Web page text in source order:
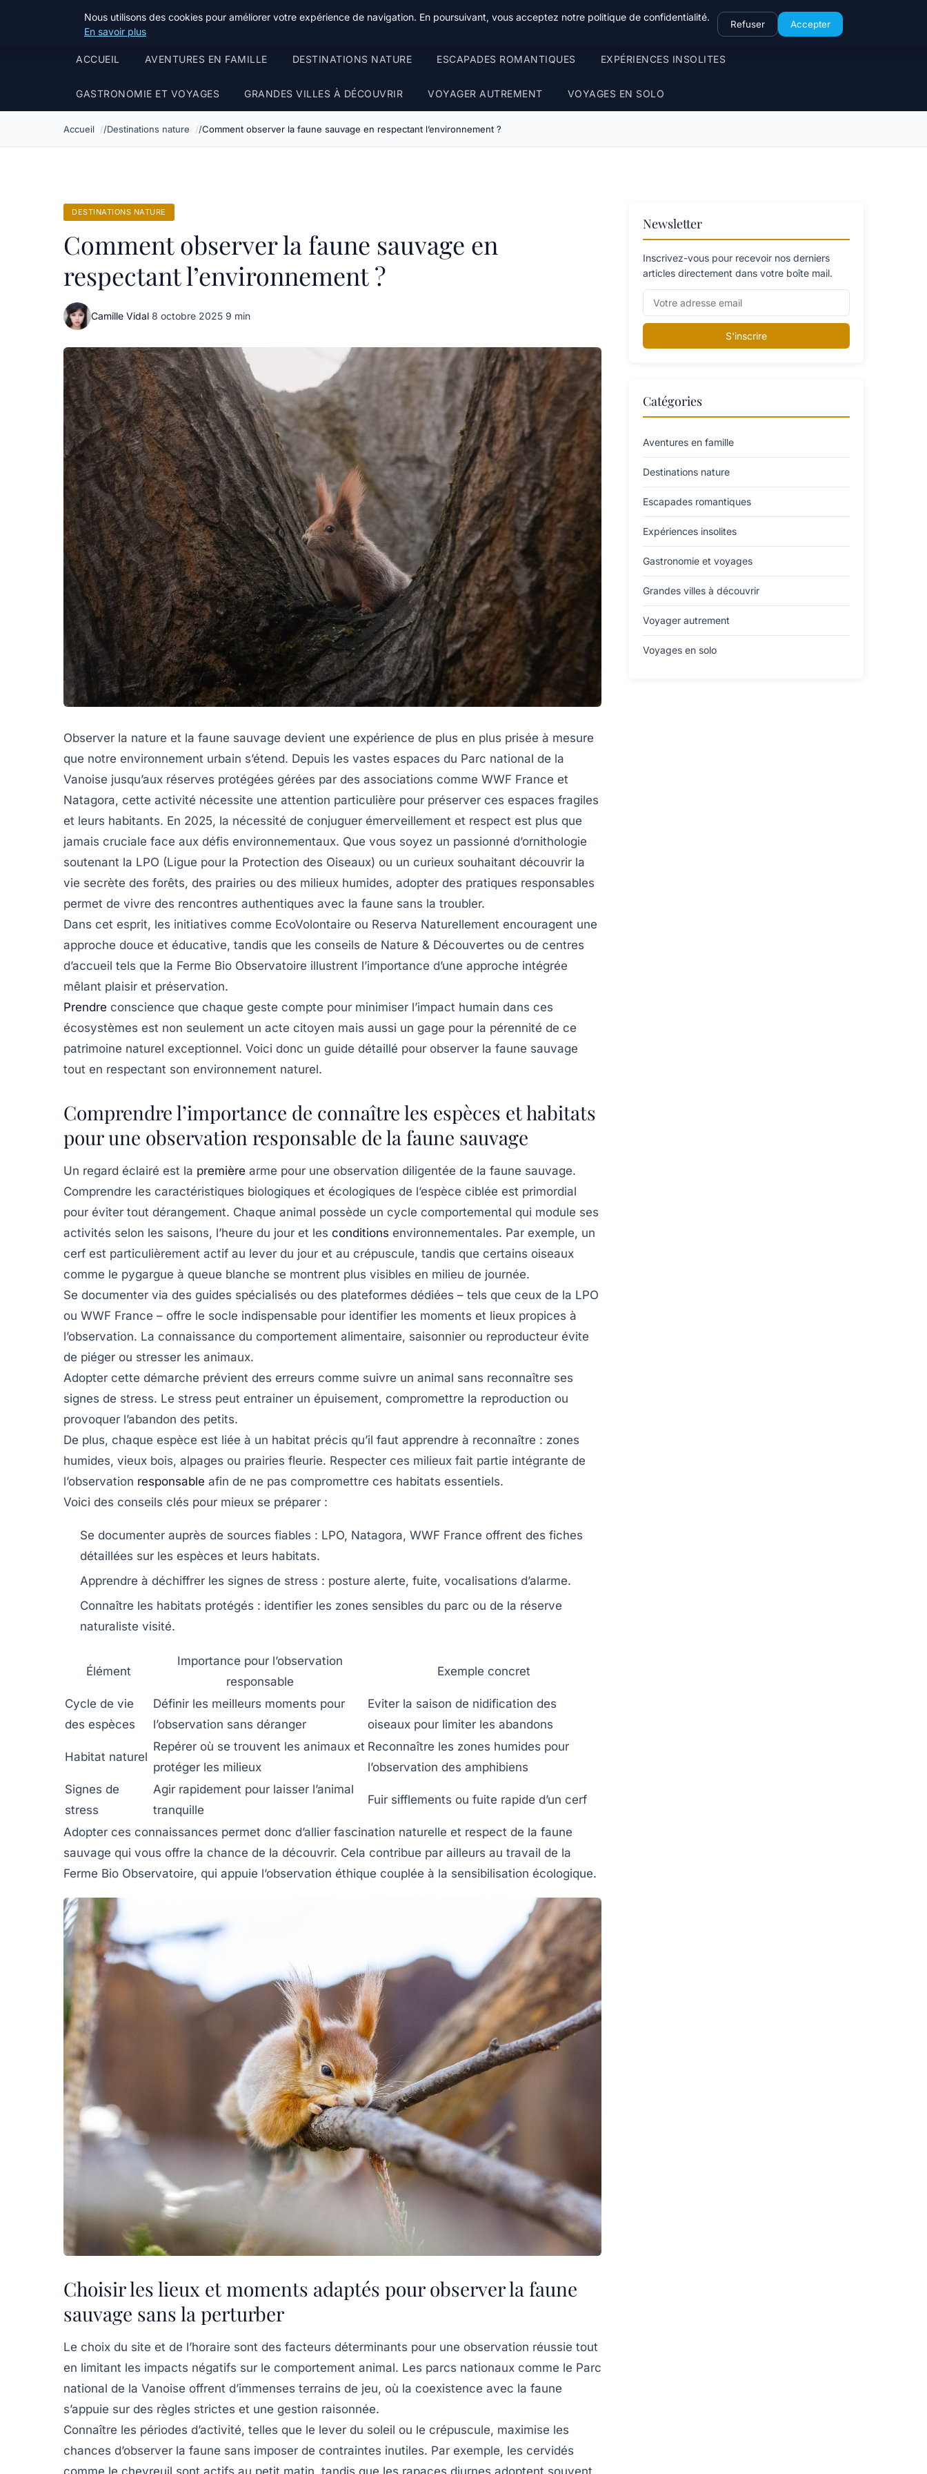
Terredeprovence
ACCUEIL AVENTURES EN FAMILLE DESTINATIONS NATURE ESCAPADES ROMANTIQUES EXPÉRIENCES INSOLITES
GASTRONOMIE ET VOYAGES GRANDES VILLES À DÉCOUVRIR VOYAGER AUTREMENT VOYAGES EN SOLO
Accueil Destinations nature Comment observer la faune sauvage en respectant l’environnement ?
DESTINATIONS NATURE
Comment observer la faune sauvage en
respectant l’environnement ?
Camille Vidal·8 octobre 2025·9 min
Observer la nature et la faune sauvage devient une expérience de plus en plus prisée à mesure
que notre environnement urbain s’étend. Depuis les vastes espaces du Parc national de la
Vanoise jusqu’aux réserves protégées gérées par des associations comme WWF France et
Natagora, cette activité nécessite une attention particulière pour préserver ces espaces fragiles
et leurs habitants. En 2025, la nécessité de conjuguer émerveillement et respect est plus que
jamais cruciale face aux défis environnementaux. Que vous soyez un passionné d’ornithologie
soutenant la LPO (Ligue pour la Protection des Oiseaux) ou un curieux souhaitant découvrir la
vie secrète des forêts, des prairies ou des milieux humides, adopter des pratiques responsables
permet de vivre des rencontres authentiques avec la faune sans la troubler.
Dans cet esprit, les initiatives comme EcoVolontaire ou Reserva Naturellement encouragent une
approche douce et éducative, tandis que les conseils de Nature & Découvertes ou de centres
d’accueil tels que la Ferme Bio Observatoire illustrent l’importance d’une approche intégrée
mêlant plaisir et préservation.
Prendre conscience que chaque geste compte pour minimiser l’impact humain dans ces
écosystèmes est non seulement un acte citoyen mais aussi un gage pour la pérennité de ce
patrimoine naturel exceptionnel. Voici donc un guide détaillé pour observer la faune sauvage
tout en respectant son environnement naturel.
Comprendre l’importance de connaître les espèces et habitats
pour une observation responsable de la faune sauvage
Un regard éclairé est la première arme pour une observation diligentée de la faune sauvage.
Comprendre les caractéristiques biologiques et écologiques de l’espèce ciblée est primordial
pour éviter tout dérangement. Chaque animal possède un cycle comportemental qui module ses
activités selon les saisons, l’heure du jour et les conditions environnementales. Par exemple, un
cerf est particulièrement actif au lever du jour et au crépuscule, tandis que certains oiseaux
comme le pygargue à queue blanche se montrent plus visibles en milieu de journée.
Se documenter via des guides spécialisés ou des plateformes dédiées – tels que ceux de la LPO
ou WWF France – offre le socle indispensable pour identifier les moments et lieux propices à
l’observation. La connaissance du comportement alimentaire, saisonnier ou reproducteur évite
de piéger ou stresser les animaux.
Adopter cette démarche prévient des erreurs comme suivre un animal sans reconnaître ses
signes de stress. Le stress peut entrainer un épuisement, compromettre la reproduction ou
provoquer l’abandon des petits.
De plus, chaque espèce est liée à un habitat précis qu’il faut apprendre à reconnaître : zones
humides, vieux bois, alpages ou prairies fleurie. Respecter ces milieux fait partie intégrante de
l’observation responsable afin de ne pas compromettre ces habitats essentiels.
Voici des conseils clés pour mieux se préparer :
Se documenter auprès de sources fiables : LPO, Natagora, WWF France offrent des fiches
détaillées sur les espèces et leurs habitats.
Apprendre à déchiffrer les signes de stress : posture alerte, fuite, vocalisations d’alarme.
Connaître les habitats protégés : identifier les zones sensibles du parc ou de la réserve
naturaliste visité.
Élément
Importance pour l’observation
responsable
Exemple concret
Cycle de vie
des espèces
Définir les meilleurs moments pour
l’observation sans déranger
Eviter la saison de nidification des
oiseaux pour limiter les abandons
Habitat naturel
Repérer où se trouvent les animaux et
protéger les milieux
Reconnaître les zones humides pour
l’observation des amphibiens
Signes de
stress
Agir rapidement pour laisser l’animal
tranquille
Fuir sifflements ou fuite rapide d’un cerf
Adopter ces connaissances permet donc d’allier fascination naturelle et respect de la faune
sauvage qui vous offre la chance de la découvrir. Cela contribue par ailleurs au travail de la
Ferme Bio Observatoire, qui appuie l’observation éthique couplée à la sensibilisation écologique.
Choisir les lieux et moments adaptés pour observer la faune
sauvage sans la perturber
Le choix du site et de l’horaire sont des facteurs déterminants pour une observation réussie tout
en limitant les impacts négatifs sur le comportement animal. Les parcs nationaux comme le Parc
national de la Vanoise offrent d’immenses terrains de jeu, où la coexistence avec la faune
s’appuie sur des règles strictes et une gestion raisonnée.
Connaître les périodes d’activité, telles que le lever du soleil ou le crépuscule, maximise les
chances d’observer la faune sans imposer de contraintes inutiles. Par exemple, les cervidés
Newsletter
Inscrivez-vous pour recevoir nos derniers
articles directement dans votre boîte mail.
S'inscrire
Catégories
Aventures en famille
Destinations nature
Escapades romantiques
Expériences insolites
Gastronomie et voyages
Grandes villes à découvrir
Voyager autrement
Voyages en solo
Nous utilisons des cookies pour améliorer votre expérience de navigation. En poursuivant, vous acceptez notre politique de confidentialité.
En savoir plus
Refuser Accepter